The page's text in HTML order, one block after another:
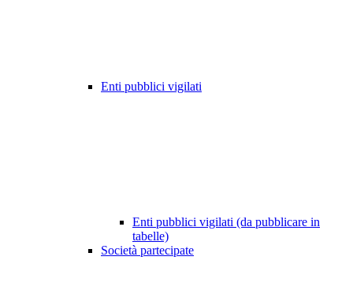
Enti pubblici vigilati
Enti pubblici vigilati (da pubblicare in
tabelle)
Società partecipate